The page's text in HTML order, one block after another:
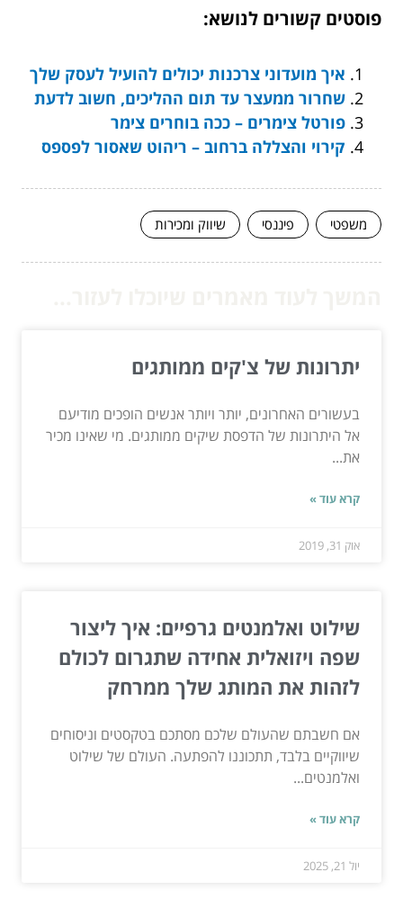
פוסטים קשורים לנושא:
איך מועדוני צרכנות יכולים להועיל לעסק שלך
שחרור ממעצר עד תום ההליכים, חשוב לדעת
פורטל צימרים – ככה בוחרים צימר
קירוי והצללה ברחוב – ריהוט שאסור לפספס
משפטי פיננסי שיווק ומכירות
יתרונות של צ'קים ממותגים
בעשורים האחרונים, יותר ויותר אנשים הופכים מודיעם
אל היתרונות של הדפסת שיקים ממותגים. מי שאינו מכיר
את...
קרא עוד »
אוק 31, 2019
שילוט ואלמנטים גרפיים: איך ליצור
שפה ויזואלית אחידה שתגרום לכולם
לזהות את המותג שלך ממרחק
אם חשבתם שהעולם שלכם מסתכם בטקסטים וניסוחים
שיווקיים בלבד, תתכוננו להפתעה. העולם של שילוט
ואלמנטים...
קרא עוד »
יול 21, 2025